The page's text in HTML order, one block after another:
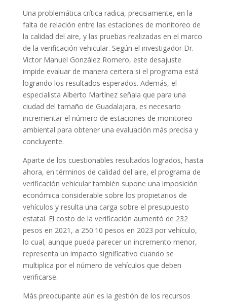
Una problemática crítica radica, precisamente, en la
falta de relación entre las estaciones de monitoreo de
la calidad del aire, y las pruebas realizadas en el marco
de la verificación vehicular. Según el investigador Dr.
Víctor Manuel González Romero, este desajuste
impide evaluar de manera certera si el programa está
logrando los resultados esperados. Además, el
especialista Alberto Martínez señala que para una
ciudad del tamaño de Guadalajara, es necesario
incrementar el número de estaciones de monitoreo
ambiental para obtener una evaluación más precisa y
concluyente.
Aparte de los cuestionables resultados logrados, hasta
ahora, en términos de calidad del aire, el programa de
verificación vehicular también supone una imposición
económica considerable sobre los propietarios de
vehículos y resulta una carga sobre el presupuesto
estatal. El costo de la verificación aumentó de 232
pesos en 2021, a 250.10 pesos en 2023 por vehículo,
lo cual, aunque pueda parecer un incremento menor,
representa un impacto significativo cuando se
multiplica por el número de vehículos que deben
verificarse.
Más preocupante aún es la gestión de los recursos